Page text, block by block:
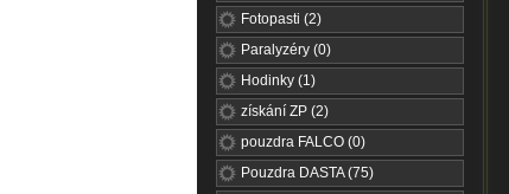
Fotopasti (2)
Paralyzéry (0)
Hodinky (1)
získání ZP (2)
pouzdra FALCO (0)
Pouzdra DASTA (75)